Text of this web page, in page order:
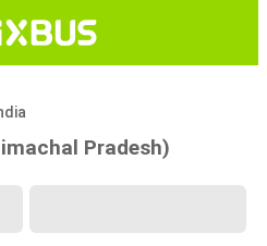
Pradesh)